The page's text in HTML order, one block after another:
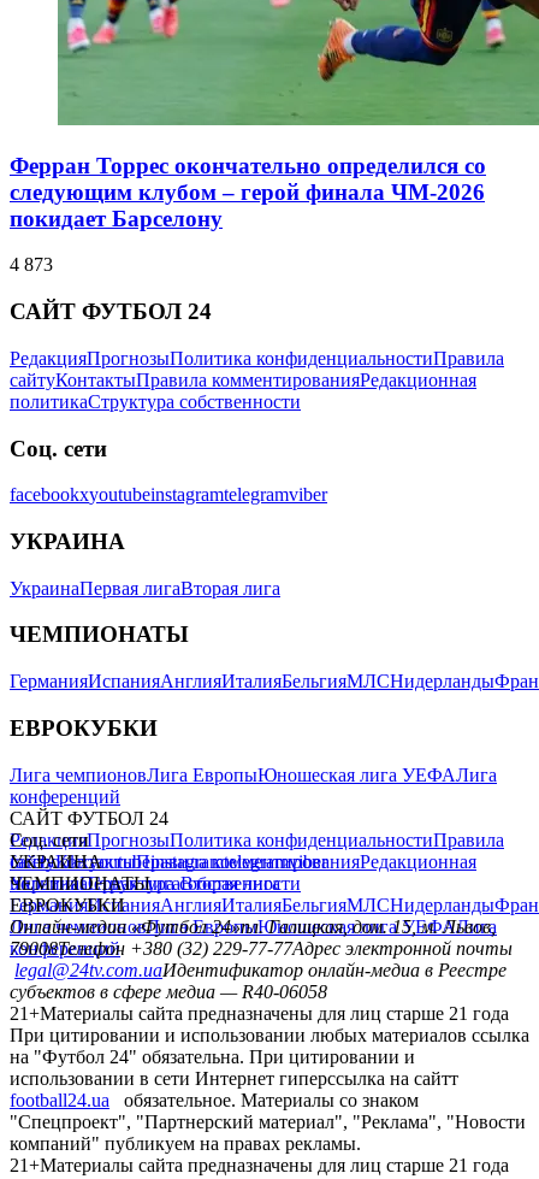
Ферран Торрес окончательно определился со
следующим клубом – герой финала ЧМ-2026
покидает Барселону
4 873
САЙТ ФУТБОЛ 24
РедакцияПрогнозыПолитика конфиденциальностиПравила
сайтуКонтактыПравила комментированияРедакционная
политикаСтруктура собственности
Соц. сети
facebookxyoutubeinstagramtelegramviber
УКРАИНА
УкраинаПервая лигаВторая лига
ЧЕМПИОНАТЫ
ГерманияИспанияАнглияИталияБельгияМЛСНидерланды
ЕВРОКУБКИ
Лига чемпионовЛига ЕвропыЮношеская лига УЕФАЛига
конференций
САЙТ ФУТБОЛ 24
РедакцияПрогнозыПолитика конфиденциальностиПравила
сайтуКонтактыПравила комментированияРедакционная
политикаСтруктура собственности
Соц. сети
facebookxyoutubeinstagramtelegramviber
УКРАИНА
УкраинаПервая лигаВторая лига
ЧЕМПИОНАТЫ
ГерманияИспанияАнглияИталияБельгияМЛСНидерланды
ЕВРОКУБКИ
Лига чемпионовЛига ЕвропыЮношеская лига УЕФАЛига
конференций
Онлайн-медиа «Футбол 24»пл. Галицкая, дом. 15, м. Львов,
79008Телефон +380 (32) 229-77-77Адрес электронной почты
legal@24tv.com.uaИдентификатор онлайн-медиа в Реестре
субъектов в сфере медиа — R40-06058
21+Материалы сайта предназначены для лиц старше 21 года
При цитировании и использовании любых материалов ссылка
на "Футбол 24" обязательна. При цитировании и
использовании в сети Интернет гиперссылка на сайтт
football24.ua
обязательное. Материалы со знаком
"Спецпроект", "Партнерский материал", "Реклама", "Новости
компаний" публикуем на правах рекламы.
21+Материалы сайта предназначены для лиц старше 21 года